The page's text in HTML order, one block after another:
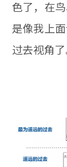
色了，在
是像我上
过去视角